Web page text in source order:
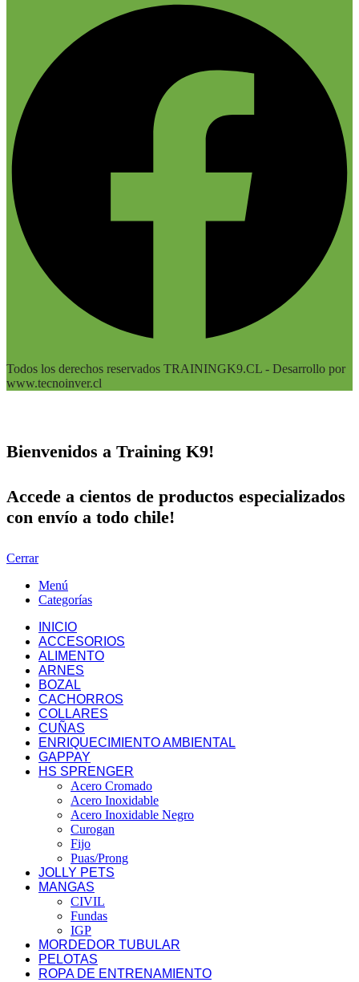
Todos los derechos reservados TRAININGK9.CL - Desarrollo por
www.tecnoinver.cl
Bienvenidos a Training K9!
Accede a cientos de productos especializados
con envío a todo chile!
Cerrar
Menú
Categorías
INICIO
ACCESORIOS
ALIMENTO
ARNES
BOZAL
CACHORROS
COLLARES
CUÑAS
ENRIQUECIMIENTO AMBIENTAL
GAPPAY
HS SPRENGER
Acero Cromado
Acero Inoxidable
Acero Inoxidable Negro
Curogan
Fijo
Puas/Prong
JOLLY PETS
MANGAS
CIVIL
Fundas
IGP
MORDEDOR TUBULAR
PELOTAS
ROPA DE ENTRENAMIENTO